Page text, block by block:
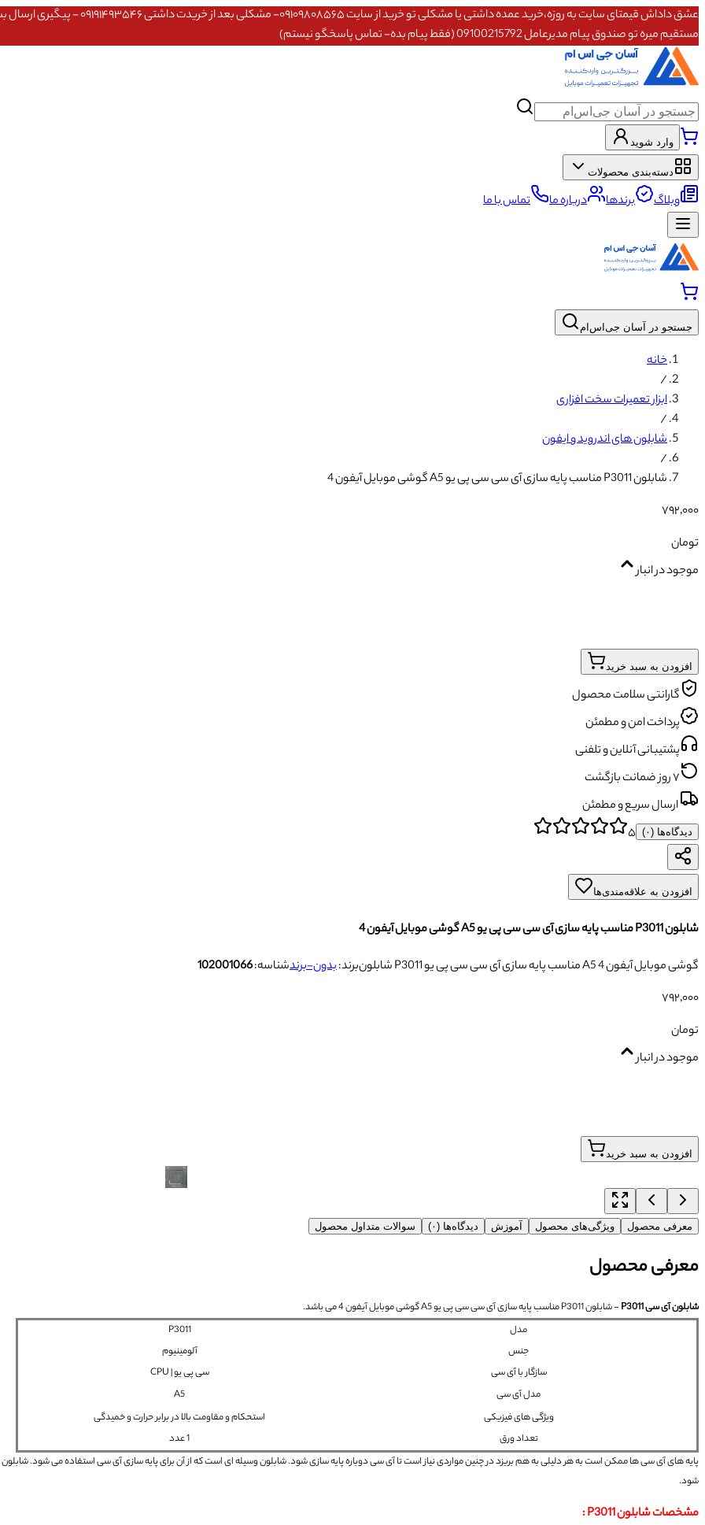
مستقیم میره تو صندوق پیام مدیرعامل 09100215792 (فقط پیام بده- تماس پاسخگو نیستم)
وارد شوید
دسته‌بندی محصولات
وبلاگ برندها درباره ما تماس با ما
جستجو در آسان جی‌اس‌ام
خانه
/
ابزار تعمیرات سخت افزاری
/
شابلون های اندروید و ایفون
/
شابلون P3011 مناسب پایه سازی آی سی سی پی یو A5 گوشی موبایل آیفون 4
۷۹۲٬۰۰۰
تومان
موجود در انبار
افزودن به سبد خرید
گارانتی سلامت محصول
پرداخت امن و مطمئن
پشتیبانی آنلاین و تلفنی
۷ روز ضمانت بازگشت
ارسال سریع و مطمئن
دیدگاه‌ها (۰) ۵
افزودن به علاقه‌مندی‌ها
شابلون P3011 مناسب پایه سازی آی سی سی پی یو A5 گوشی موبایل آیفون 4
شابلون P3011 مناسب پایه سازی آی سی سی پی یو A5 گوشی موبایل آیفون 4
برند:بدون-برندشناسه:102001066
۷۹۲٬۰۰۰
تومان
موجود در انبار
افزودن به سبد خرید
معرفی محصول ویژگی‌های محصول آموزش دیدگاه‌ها (۰) سوالات متداول محصول
معرفی محصول
شابلون آی سی P3011
- شابلون P3011 مناسب پایه سازی آی سی سی پی یو A5 گوشی موبایل آیفون 4 می باشد.
مدل
P3011
جنس
آلومینیوم
سازگار با آی سی
سی پی یو | CPU
مدل آی سی
A5
ویژگی های فیزیکی
استحکام و مقاومت بالا در برابر حرارت و خمیدگی
تعداد ورق
1 عدد
پایه های آی سی ها ممکن است به هر دلیلی به هم بریزد در چنین مواردی نیاز است تا آی سی دوباره پایه سازی شود.شابلون وسیله ای است که از آن برای پایه سازی آی سی استفاده می شود.
شود.
مشخصات شابلون P3011 :